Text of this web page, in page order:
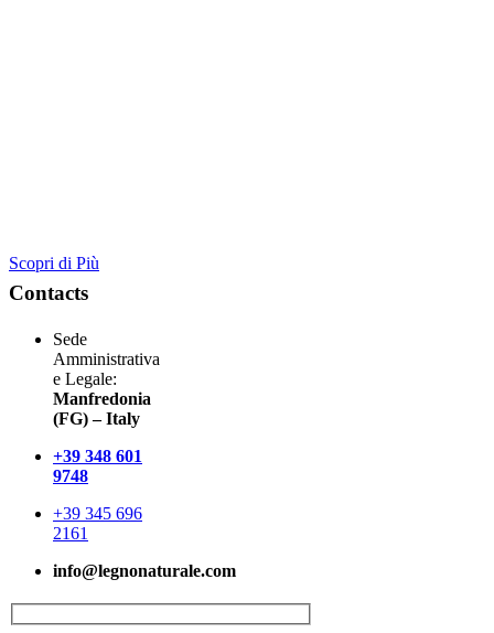
Scopri di Più
Contacts
Sede
Amministrativa
e Legale:
Manfredonia
(FG) – Italy
+39 348 601
9748
+39 345 696
2161
info@legnonaturale.com